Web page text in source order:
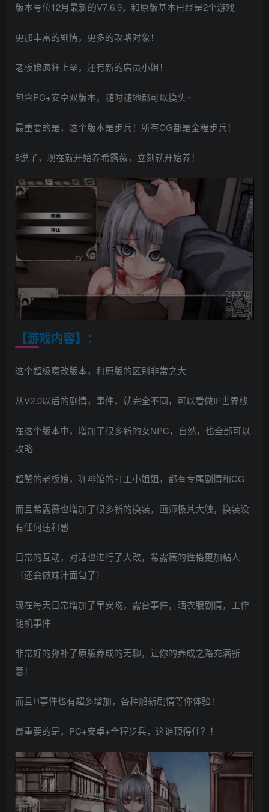
版本号位12月最新的V7.6.9，和原版基本已经是2个游戏
更加丰富的剧情，更多的攻略对象！
老板娘疯狂上垒，还有新的店员小姐！
包含PC+安卓双版本，随时随地都可以摸头~
最重要的是，这个版本是步兵！所有CG都是全程步兵！
8说了，现在就开始养希露薇，立刻就开始养！
【游戏内容】：
这个超级魔改版本，和原版的区别非常之大
从V2.0以后的剧情，事件，就完全不同，可以看做IF世界线
在这个版本中，增加了很多新的女NPC，自然，也全部可以
攻略
超赞的老板娘，咖啡馆的打工小姐姐，都有专属剧情和CG
而且希露薇也增加了很多新的换装，画师极其大触，换装没
有任何违和感
日常的互动，对话也进行了大改，希露薇的性格更加粘人
（还会做妹汁面包了）
现在每天日常增加了早安吻，露台事件，晒衣服剧情，工作
随机事件
非常好的弥补了原版养成的无聊，让你的养成之路充满新
意！
而且H事件也有超多增加，各种船新剧情等你体验！
最重要的是，PC+安卓+全程步兵，这谁顶得住？！